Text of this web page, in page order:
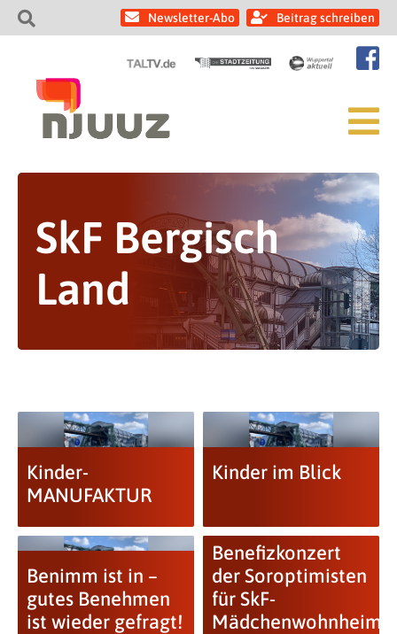
Newsletter-Abo Beitrag schreiben
SkF Bergisch
Land
Kinder-
MANUFAKTUR
Kinder im Blick
Benimm ist in –
gutes Benehmen
ist wieder gefragt!
Benefizkonzert
der Soroptimisten
für SkF-
Mädchenwohnheim